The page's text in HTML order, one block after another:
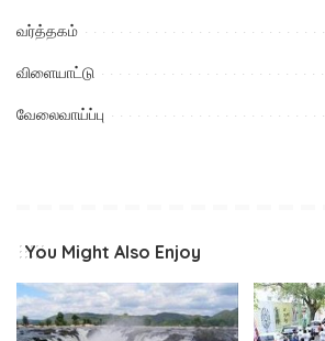
வர்த்தகம்
விளையாட்டு
வேலைவாய்ப்பு
You Might Also Enjoy